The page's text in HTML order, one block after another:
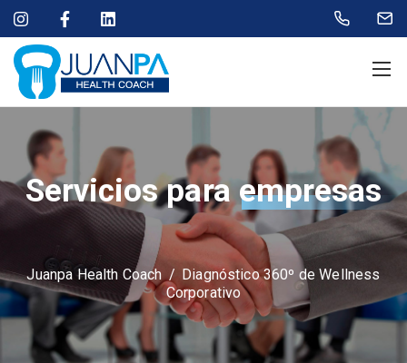
Servicios paraempresas
Juanpa Health Coach / Diagnóstico 360º de Wellness
Corporativo